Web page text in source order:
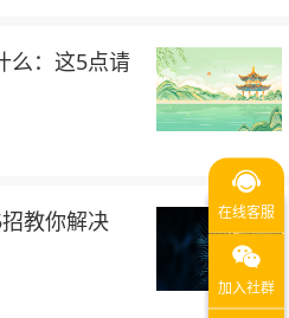
么：这5点请
教你解决